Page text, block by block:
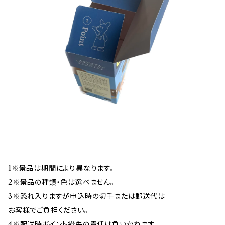
1※景品は期間により異なります。
2※景品の種類・色は選べません。
3※恐れ入りますが申込時の切手または郵送代は
お客様でご負担ください。